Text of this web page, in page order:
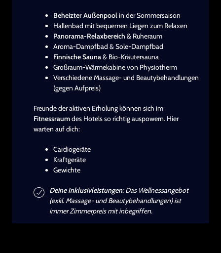
Beheizter Außenpoolin der Sommersaison
Hallenbad mit bequemen Liegen zum Relaxen
Panorama-Relaxbereich & Ruheraum
Aroma-Dampfbad & Sole-Dampfbad
Finnische Sauna& Bio-Kräutersauna
Großraum-Wärmekabine von Physiotherm
Verschiedene Massage- und Beautybehandlungen
(gegen Aufpreis)
Freunde der aktiven Erholung können sich im
Fitnessraumdes Hotels so richtig auspowern. Hier
warten auf dich:
Cardiogeräte
Kraftgeräte
Gewichte
Deine Inklusivleistungen:Das Wellnessangebot
(exkl. Massage- und Beautybehandlungen) ist
immer Zimmerpreis mit inbegriffen.